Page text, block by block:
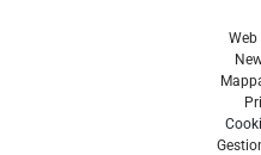
Web